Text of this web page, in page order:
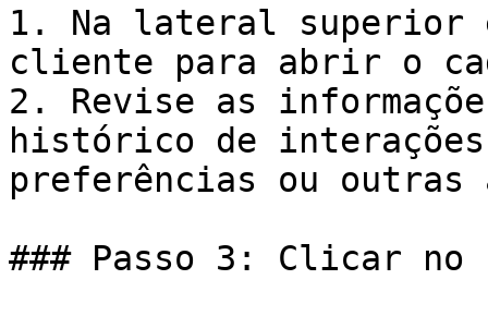
1. Na lateral superior
cliente para abrir o
2. Revise as
histórico de
preferências ou outras
### Passo 3: Clicar no